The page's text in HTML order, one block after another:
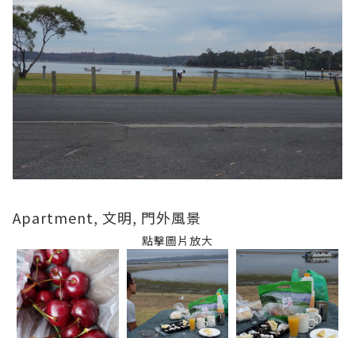
Apartment, 文明, 門外風景
點擊圖片放大